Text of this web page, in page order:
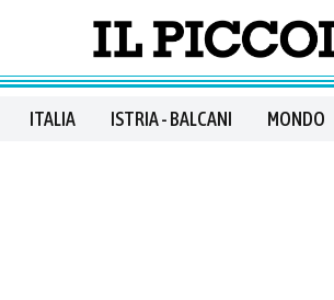
ITALIA ISTRIA - BALCANI MONDO